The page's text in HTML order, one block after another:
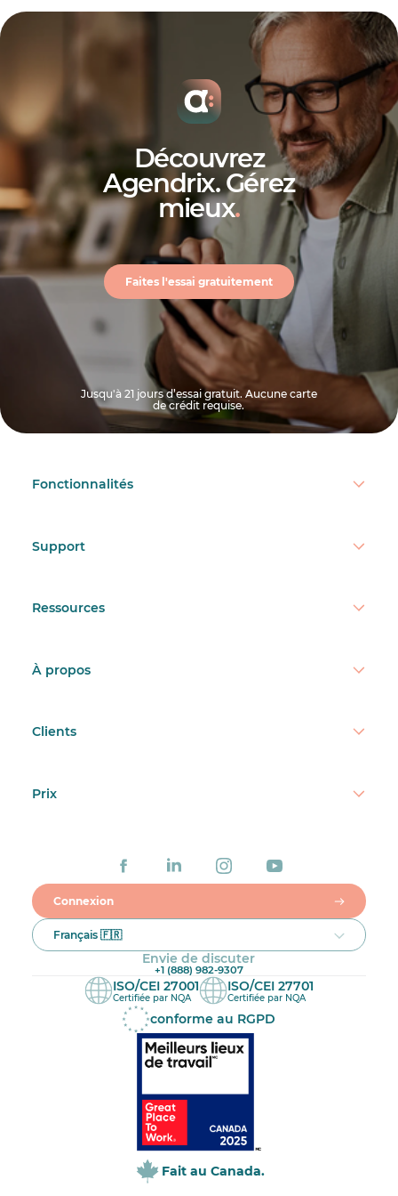
Découvrez
Agendrix. Gérez
mieux.
Faites l'essai gratuitement
Jusqu'à 21 jours d’essai gratuit. Aucune carte
de crédit requise.
Fonctionnalités
Support
Ressources
À propos
Clients
Prix
Connexion
Français 🇫🇷
Envie de discuter
+1 (888) 982-9307
ISO/CEI 27001
Certifiée par NQA
ISO/CEI 27701
Certifiée par NQA
conforme au RGPD
Fait au Canada.